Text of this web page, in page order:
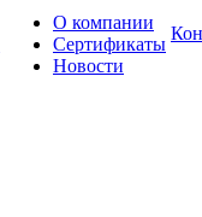
О компании
Сертификаты
Новости